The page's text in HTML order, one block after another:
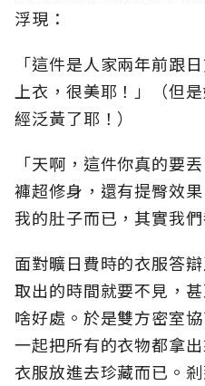
浮現：
「這件是人家兩年前跟
上衣，很美耶！」（但
經泛黃了耶！）
「天啊，這件你真的要
褲超修身，還有提臀效
我的肚子而已，其實我們
面對曠日費時的衣服答
取出的時間就要不見，
啥好處。於是雙方密室
一起把所有的衣物都拿
衣服放進去珍藏而已。